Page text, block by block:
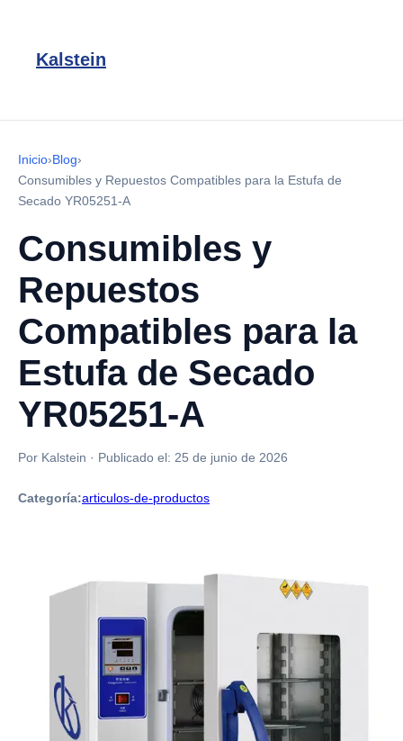
Kalstein
Inicio›Blog›
Consumibles y Repuestos Compatibles para la Estufa de
Secado YR05251-A
Consumibles y
Repuestos
Compatibles para la
Estufa de Secado
YR05251-A
Por Kalstein · Publicado el: 25 de junio de 2026
Categoría:articulos-de-productos